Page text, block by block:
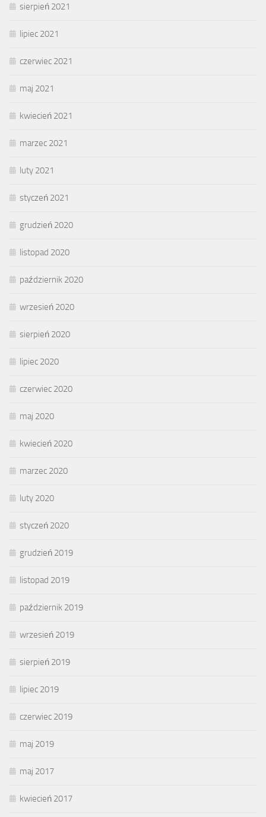
sierpień 2021
lipiec 2021
czerwiec 2021
maj 2021
kwiecień 2021
marzec 2021
luty 2021
styczeń 2021
grudzień 2020
listopad 2020
październik 2020
wrzesień 2020
sierpień 2020
lipiec 2020
czerwiec 2020
maj 2020
kwiecień 2020
marzec 2020
luty 2020
styczeń 2020
grudzień 2019
listopad 2019
październik 2019
wrzesień 2019
sierpień 2019
lipiec 2019
czerwiec 2019
maj 2019
maj 2017
kwiecień 2017